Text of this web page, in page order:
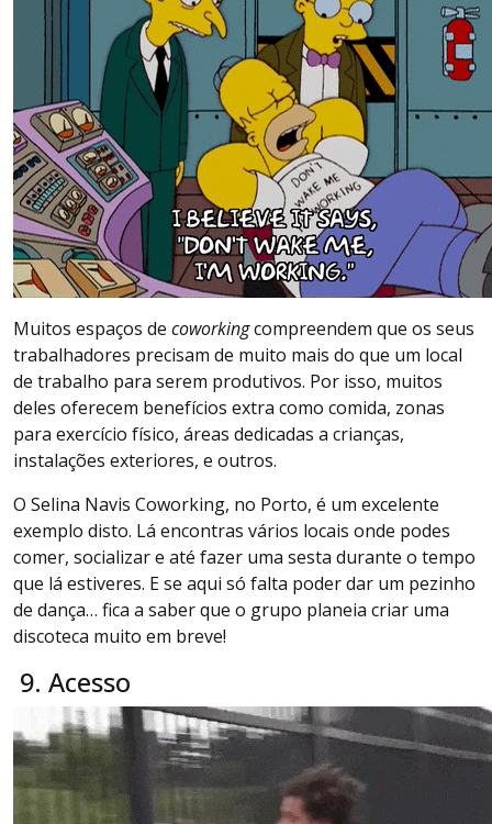
Muitos espaços de coworkingcompreendem que os seus
trabalhadores precisam de muito mais do que um local
de trabalho para serem produtivos. Por isso, muitos
deles oferecem benefícios extra como comida, zonas
para exercício físico, áreas dedicadas a crianças,
instalações exteriores, e outros.
O Selina Navis Coworking, no Porto, é um excelente
exemplo disto. Lá encontras vários locais onde podes
comer, socializar e até fazer uma sesta durante o tempo
que lá estiveres. E se aqui só falta poder dar um pezinho
de dança… fica a saber que o grupo planeia criar uma
discoteca muito em breve!
9. Acesso